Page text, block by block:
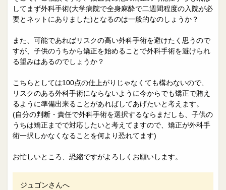
してまず外科手術(大学病院で全身麻酔で二週間程度の入院が必
要とネットにありました)となるのは一般的なのしょうか？
また、可能であればリスクの高い外科手術を避けたく思うので
すが、子供のうちから矯正を始めることで外科手術を避けられ
る望みはあるのでしょうか？
こちらとしては100点の仕上がりじゃなくても構わないので、
リスクのある外科手術にならないように今からでも矯正で賄え
るように準備出来ることがあればしてあげたいと考えます。
(自分の判断・責任で外科手術を選択するならまだしも、子供の
うちは矯正までで対応したいと考えてますので、矯正が外科手
術一択しかなくなることを何より恐れてます)
お忙しいところ、恐縮ですがよろしくお願いします。
ジュゴンさんへ